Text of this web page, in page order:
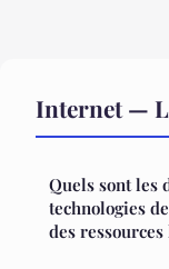
Internet —
Quels sont les
technologies
des